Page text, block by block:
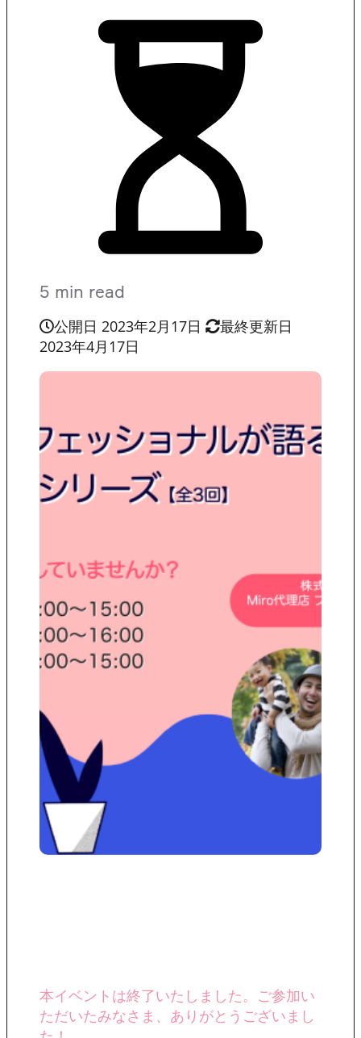
5 min read
公開日 2023年2月17日
最終更新日
2023年4月17日
本イベントは終了いたしました。ご参加い
ただいたみなさま、ありがとうございまし